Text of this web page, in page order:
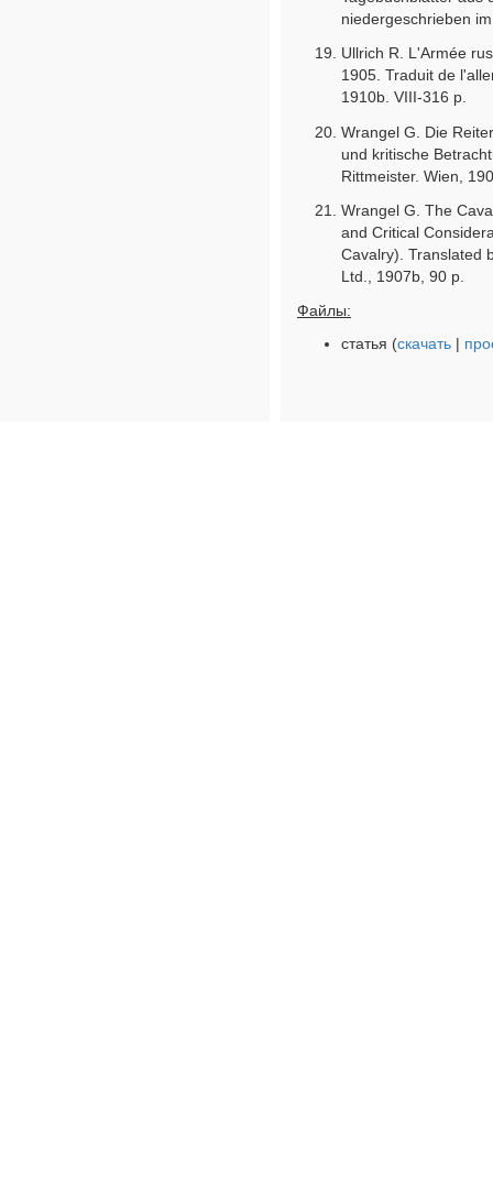
niedergeschrieben
Ullrich R. L'Armée
1905. Traduit de
1910b. VIII-316 p.
Wrangel G. Die
und kritische
Rittmeister. Wien,
Wrangel G. The
and Critical
Cavalry). Translated
Ltd., 1907b, 90 p.
Файлы:
статья (скачать |